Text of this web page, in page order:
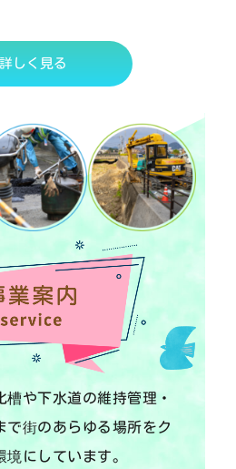
詳しく見る
槽や下水道の維持管理・
で街のあらゆる場所をク
境にしています。